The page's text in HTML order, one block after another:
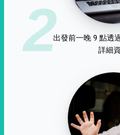
2出發前一晚 9 點透
詳細